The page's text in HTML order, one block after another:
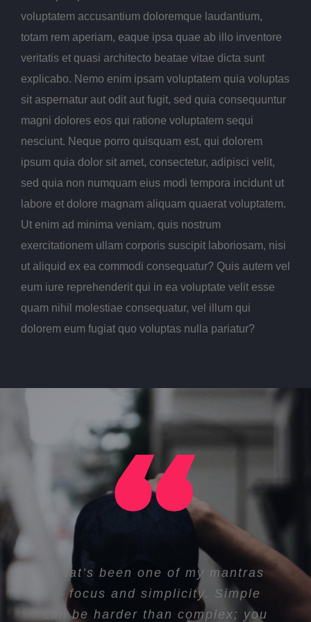
voluptatem accusantium doloremque laudantium,
totam rem aperiam, eaque ipsa quae ab illo inventore
veritatis et quasi architecto beatae vitae dicta sunt
explicabo. Nemo enim ipsam voluptatem quia voluptas
sit aspernatur aut odit aut fugit, sed quia consequuntur
magni dolores eos qui ratione voluptatem sequi
nesciunt. Neque porro quisquam est, qui dolorem
ipsum quia dolor sit amet, consectetur, adipisci velit,
sed quia non numquam eius modi tempora incidunt ut
labore et dolore magnam aliquam quaerat voluptatem.
Ut enim ad minima veniam, quis nostrum
exercitationem ullam corporis suscipit laboriosam, nisi
ut aliquid ex ea commodi consequatur? Quis autem vel
eum iure reprehenderit qui in ea voluptate velit esse
quam nihil molestiae consequatur, vel illum qui
dolorem eum fugiat quo voluptas nulla pariatur?
“That’s been one of my mantras
— focus and simplicity. Simple
can be harder than complex; you
“I think if you do something and it
turns out pretty good, then you
should go do something else